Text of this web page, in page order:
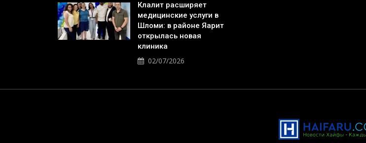
Клалит расширяет
медицинские услуги в
Шломи: в районе Яарит
открылась новая
клиника
02/07/2026